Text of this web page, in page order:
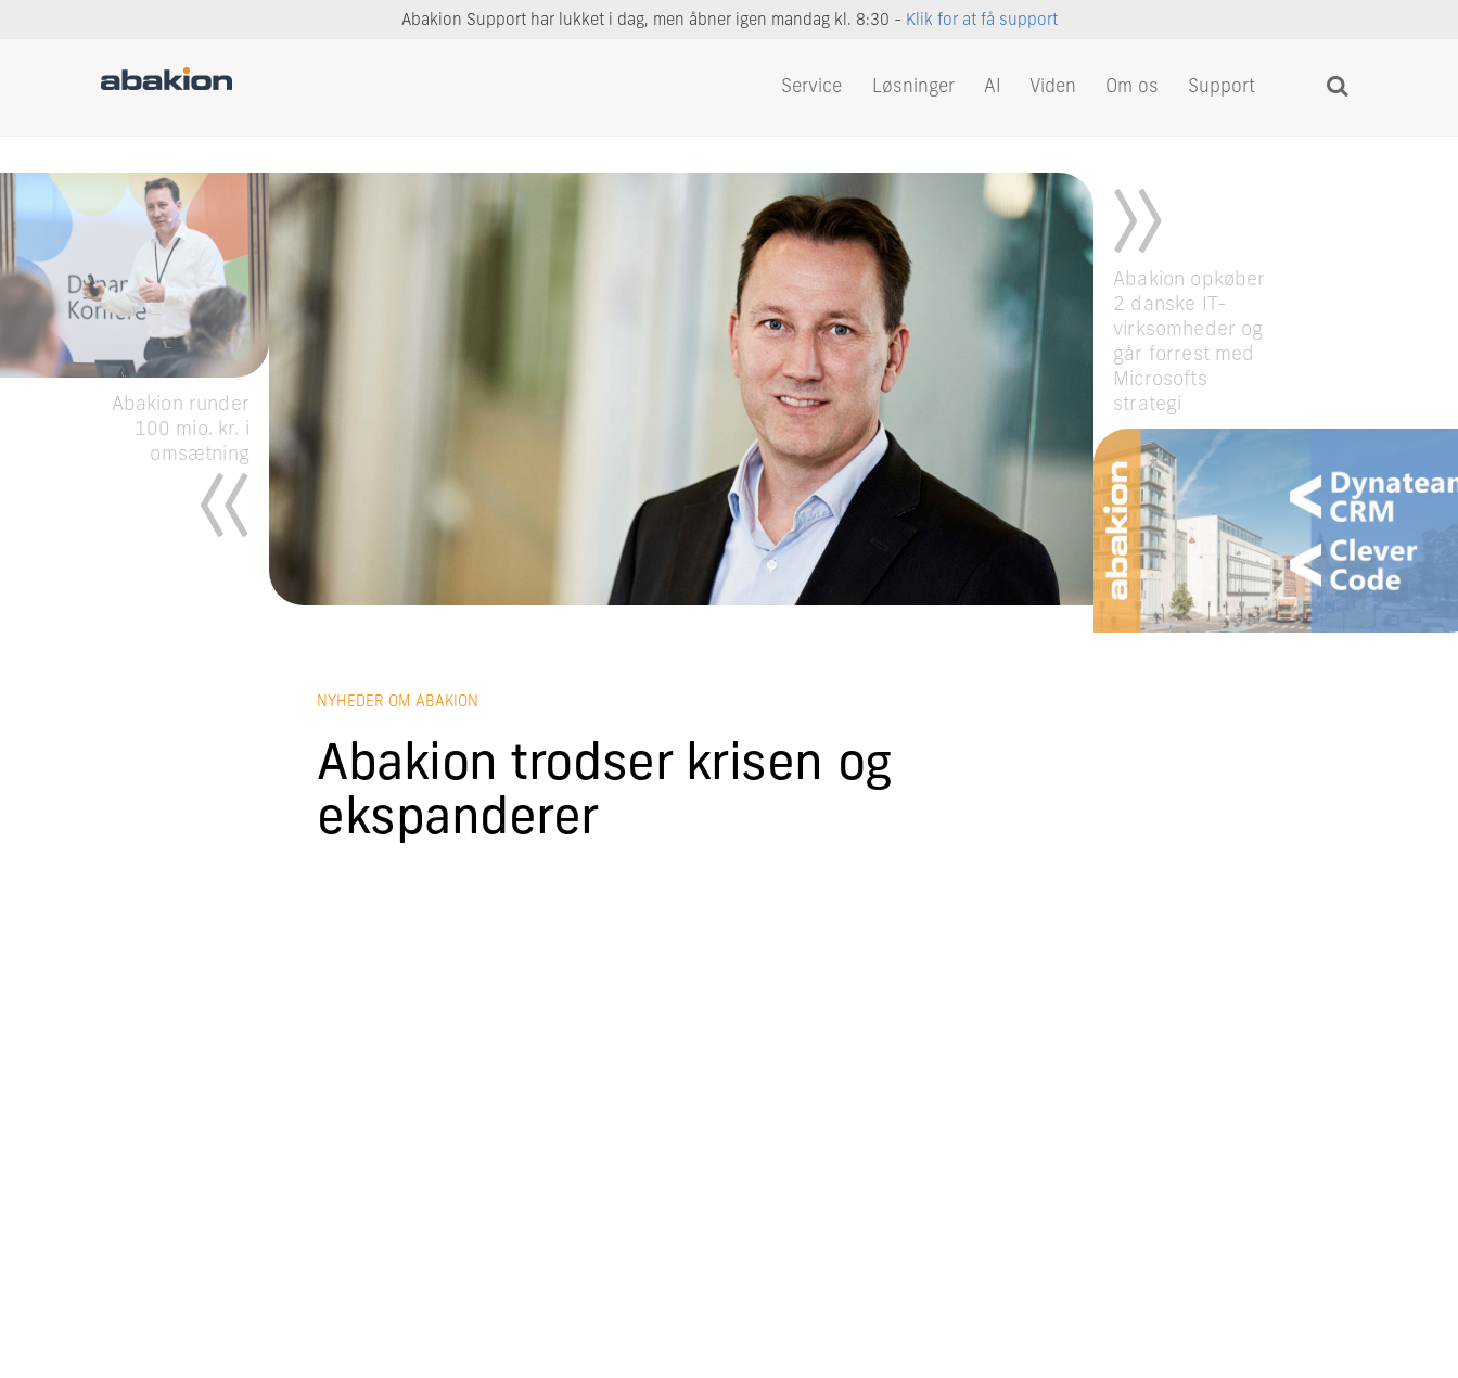
Abakion Support har lukket i dag, men åbner igen mandag kl. 8:30 - Klik for at få support
Service Løsninger AI Viden Om os Support
Abakion runder
100 mio. kr. i
omsætning
Abakion opkøber
2 danske IT-
virksomheder og
går forrest med
Microsofts
strategi
NYHEDER OM ABAKION
Abakion trodser krisen og
ekspanderer